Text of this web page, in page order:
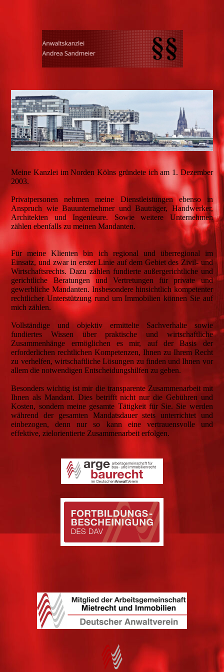
Meine Kanzlei im Norden Kölns gründete ich am 1. Dezember
2003.
Privatpersonen nehmen meine Dienstleistungen ebenso in
Anspruch wie Bauunternehmer und Bauträger, Handwerker,
Architekten und Ingenieure. Sowie weitere Unternehmen
zählen ebenfalls zu meinen Mandanten.
Für meine Klienten bin ich regional und überregional im
Einsatz, und zwar in erster Linie auf dem Gebiet des Zivil- und
Wirtschaftsrechts. Dazu zählen fundierte außergerichtliche und
gerichtliche Beratungen und Vertretungen für private und
gewerbliche Mandanten. Insbesondere hinsichtlich kompetenter
rechtlicher Unterstützung rund um Immobilien können Sie auf
mich zählen.
Vollständige und objektiv ermittelte Sachverhalte sowie
fundiertes Wissen über praktische und wirtschaftliche
Zusammenhänge ermöglichen es mir, auf der Basis der
erforderlichen rechtlichen Kompetenzen, Ihnen zu Ihrem Recht
zu verhelfen, wirtschaftliche Lösungen zu finden und Ihnen vor
allem die notwendigen Entscheidungshilfen zu geben.
Besonders wichtig ist mir die transparente Zusammenarbeit mit
Ihnen als Mandant. Dies betrifft nicht nur die Gebühren und
Kosten, sondern meine gesamte Tätigkeit für Sie. Sie werden
während der gesamten Mandatsdauer stets unterrichtet und
einbezogen, denn nur so kann eine vertrauensvolle und
effektive, zielorientierte Zusammenarbeit erfolgen.